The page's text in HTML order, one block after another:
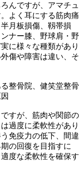
んですが、アマチュ
よく耳にする筋肉痛
月板損傷、 靱帯損
ナー膝、野球肩・野
に様々な種類があり
傷や障害は違い、そ
整骨院、健笑堂整骨
すが、 筋肉や関節の
過度に柔軟性があり
免疫力の低下、間違
の回復を目指すに
度な柔軟性を確保す